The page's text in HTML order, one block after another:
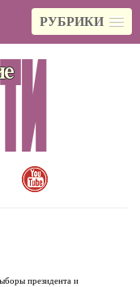
РУБРИКИ
президента и